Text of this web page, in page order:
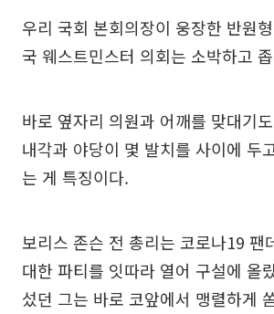
우리 국회 본회의장이 웅장한 반원
국 웨스트민스터 의회는 소박하고
바로 옆자리 의원과 어깨를 맞대기
내각과 야당이 몇 발치를 사이에 두
는 게 특징이다.
보리스 존슨 전 총리는 코로나19 팬
대한 파티를 잇따라 열어 구설에 올
섰던 그는 바로 코앞에서 맹렬하게